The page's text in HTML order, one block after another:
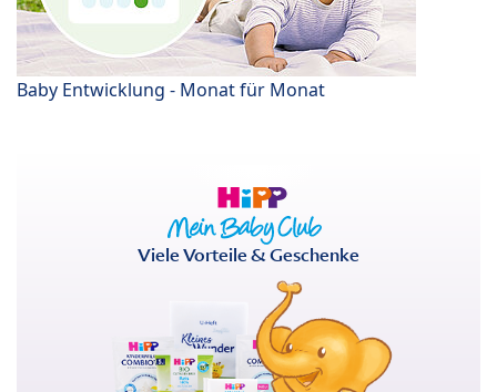
Baby Entwicklung - Monat für Monat
Viele Vorteile & Geschenke